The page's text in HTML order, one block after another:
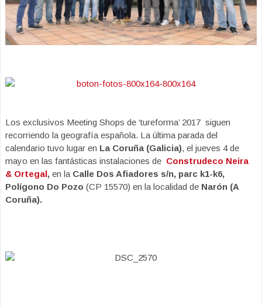
Los exclusivos Meeting Shops de ‘tureforma’ 2017 siguen
recorriendo la geografía española. La última parada del
calendario tuvo lugar en La Coruña (Galicia), el jueves 4 de
mayo en las fantásticas instalaciones de Construdeco Neira
& Ortegal, en la Calle Dos Afiadores s/n, parc k1-k6,
Polígono Do Pozo (CP 15570) en la localidad de Narón (A
Coruña).